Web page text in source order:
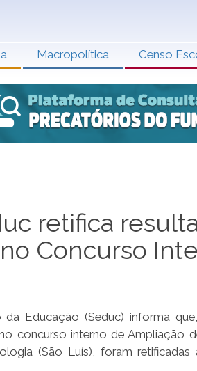
Macropolítica Censo
retifica
Concurso
da Educação (Seduc) informa
concurso interno de Ampliação
(São Luís), foram